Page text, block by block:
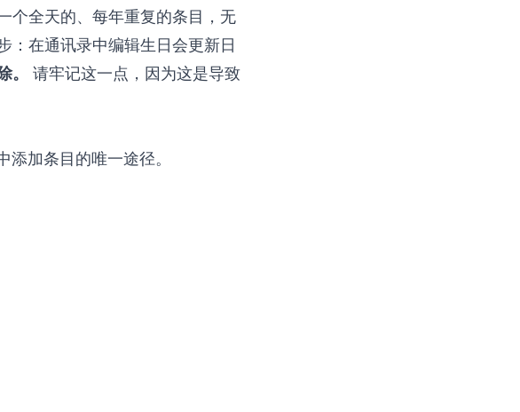
个全天的、每年重复的条目，无
：在通讯录中编辑生日会更新日
请牢记这一点，因为这是导致
加条目的唯一途径。